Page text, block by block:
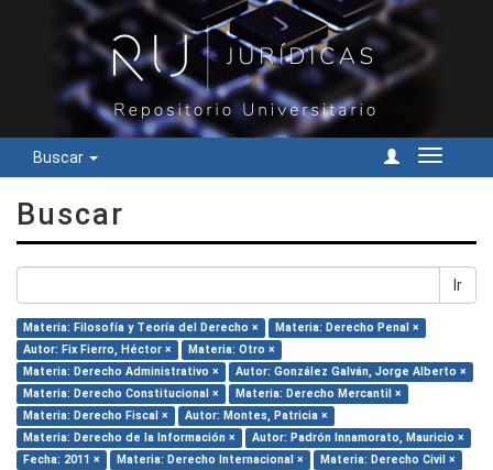
Buscar
Cambiar
Buscar
Ir
Materia: Filosofía y Teoría del Derecho ×
Materia: Derecho Penal ×
Autor: Fix Fierro, Héctor ×
Materia: Otro ×
Materia: Derecho Administrativo ×
Autor: González Galván, Jorge Alberto ×
Materia: Derecho Constitucional ×
Materia: Derecho Mercantil ×
Materia: Derecho Fiscal ×
Autor: Montes, Patricia ×
Materia: Derecho de la Información ×
Autor: Padrón Innamorato, Mauricio ×
Fecha: 2011 ×
Materia: Derecho Internacional ×
Materia: Derecho Civil ×